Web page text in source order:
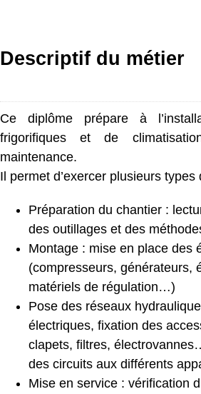
Descriptif du métier
Ce diplôme prépare à
frigorifiques et de
maintenance.
Il permet d’exercer plusieurs types
Préparation du chantier :
des outillages et des
Montage : mise en place des
(compresseurs, générateurs,
matériels de régulation…)
Pose des réseaux
électriques, fixation des
clapets, filtres,
des circuits aux différents
Mise en service : vérification